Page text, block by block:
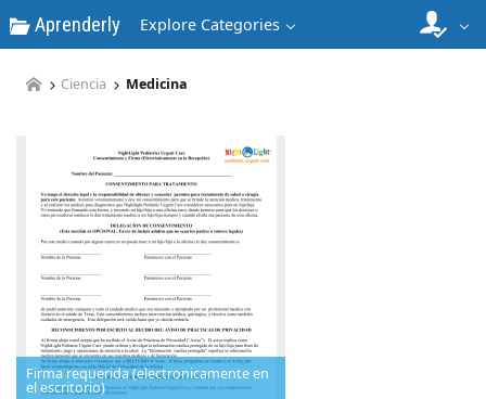
Aprenderly Explore Categories
Ciencia Medicina
Firma requerida (electronicamente en
el escritorio)